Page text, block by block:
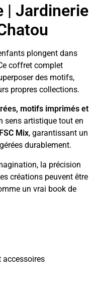
| Jardinerie
plongent dans
coffret complet
des motifs,
propres collections.
motifs imprimés et
sens artistique tout en
FSC Mix, garantissant un
durablement.
la précision
créations peuvent être
un vrai book de
accessoires